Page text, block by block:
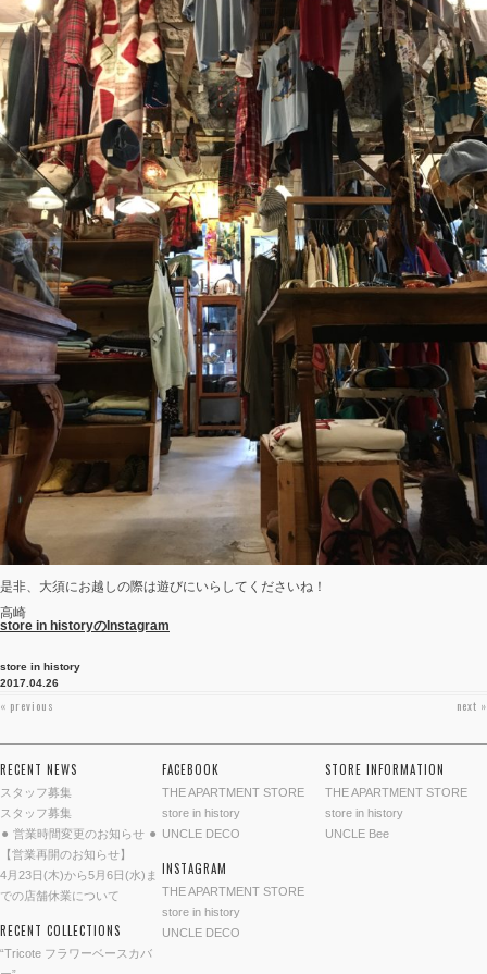
是非、大須にお越しの際は遊びにいらしてくださいね！
高崎
store in historyのInstagram
store in history
2017.04.26
投稿ナビゲーション
« previous next »
RECENT NEWS
スタッフ募集
スタッフ募集
⚫︎ 営業時間変更のお知らせ ⚫︎
【営業再開のお知らせ】
4月23日(木)から5月6日(水)ま
での店舗休業について
RECENT COLLECTIONS
“Tricote フラワーベースカバ
FACEBOOK
THE APARTMENT STORE
store in history
UNCLE DECO
INSTAGRAM
THE APARTMENT STORE
store in history
UNCLE DECO
STORE INFORMATION
THE APARTMENT STORE
store in history
UNCLE Bee